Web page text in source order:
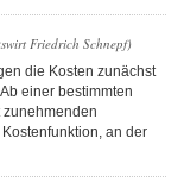
Friedrich Schnepf)
die Kosten zunächst
einer bestimmten
an der